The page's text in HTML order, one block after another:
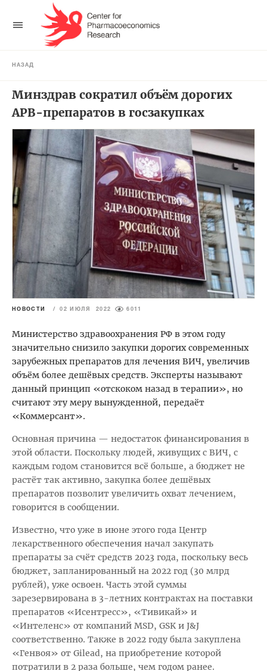
НАЗАД
Минздрав сократил объём дорогих
АРВ-препаратов в госзакупках
НОВОСТИ / 02 ИЮЛЯ 2022 6011
Министерство здравоохранения РФ в этом году
значительно снизило закупки дорогих современных
зарубежных препаратов для лечения ВИЧ, увеличив
объём более дешёвых средств. Эксперты называют
данный принцип «отскоком назад в терапии», но
считают эту меру вынужденной, передаёт
«Коммерсант».
Основная причина — недостаток финансирования в
этой области. Поскольку людей, живущих с ВИЧ, с
каждым годом становится всё больше, а бюджет не
растёт так активно, закупка более дешёвых
препаратов позволит увеличить охват лечением,
говорится в сообщении.
Известно, что уже в июне этого года Центр
лекарственного обеспечения начал закупать
препараты за счёт средств 2023 года, поскольку весь
бюджет, запланированный на 2022 год (30 млрд
рублей), уже освоен. Часть этой суммы
зарезервирована в 3-летних контрактах на поставки
препаратов «Исентресс», «Тивикай» и
«Интеленс» от компаний MSD, GSK и J&J
соответственно. Также в 2022 году была закуплена
«Генвоя» от Gilead, на приобретение которой
потратили в 2 раза больше, чем годом ранее.